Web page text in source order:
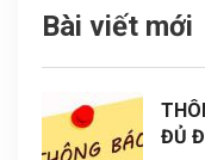
Bài viết mới
ĐỦ